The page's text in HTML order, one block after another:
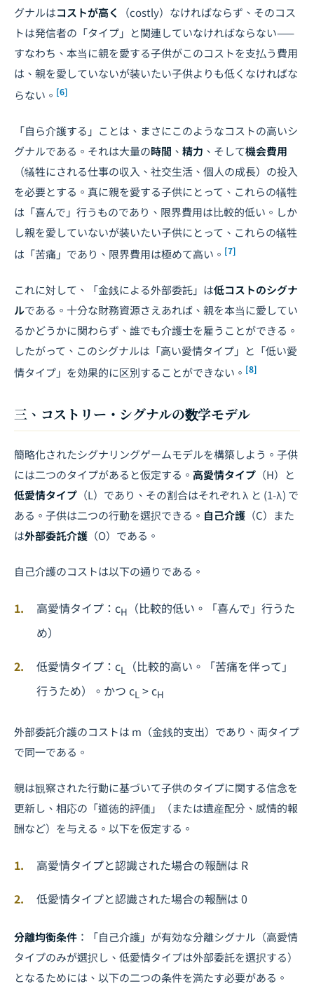
グナルはコストが高く
（costly）なければならず、そのコス
トは発信者の「タイプ」と関連していなければならない——
すなわち、本当に親を愛する子供がこのコストを支払う費用
は、親を愛していないが装いたい子供よりも低くなければな
らない。 [6]
「自ら介護する」ことは、まさにこのようなコストの高いシ
グナルである。それは大量の時間 、 精力 、そして機会費用
（犠牲にされる仕事の収入、社交生活、個人の成長）の投入
を必要とする。真に親を愛する子供にとって、これらの犠牲
は「喜んで」行うものであり、限界費用は比較的低い。しか
し親を愛していないが装いたい子供にとって、これらの犠牲
は「苦痛」であり、限界費用は極めて高い。 [7]
これに対して、「金銭による外部委託」は低コストのシグナ
ルである。十分な財務資源さえあれば、親を本当に愛してい
るかどうかに関わらず、誰でも介護士を雇うことができる。
したがって、このシグナルは「高い愛情タイプ」と「低い愛
情タイプ」を効果的に区別することができない。 [8]
三、コストリー・シグナルの数学モデル
簡略化されたシグナリングゲームモデルを構築しよう。子供
には二つのタイプがあると仮定する。 高愛情タイプ （H）と
低愛情タイプ （L）であり、その割合はそれぞれ λ と (1-λ) で
ある。子供は二つの行動を選択できる。 自己介護 （C）また
は外部委託介護 （O）である。
自己介護のコストは以下の通りである。
高愛情タイプ：cH
（比較的低い。「喜んで」行うた
め）
低愛情タイプ：cL （比較的高い。「苦痛を伴って」
行うため）。かつ cL > cH
外部委託介護のコストは m（金銭的支出）であり、両タイプ
で同一である。
親は観察された行動に基づいて子供のタイプに関する信念を
更新し、相応の「道徳的評価」（または遺産配分、感情的報
酬など）を与える。以下を仮定する。
高愛情タイプと認識された場合の報酬は R
低愛情タイプと認識された場合の報酬は 0
分離均衡条件 ：「自己介護」が有効な分離シグナル（高愛情
タイプのみが選択し、低愛情タイプは外部委託を選択する）
となるためには、以下の二つの条件を満たす必要がある。